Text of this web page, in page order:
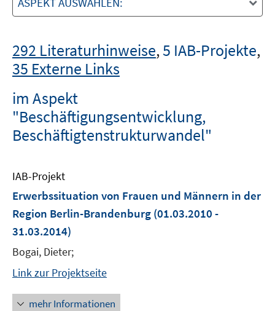
292 Literaturhinweise,5 IAB-Projekte,
35 Externe Links
im Aspekt
"Beschäftigungsentwicklung,
Beschäftigtenstrukturwandel"
IAB-Projekt
Erwerbssituation von Frauen und Männern in der
Region Berlin-Brandenburg (01.03.2010 -
31.03.2014)
Bogai, Dieter;
Link zur Projektseite
mehr Informationen